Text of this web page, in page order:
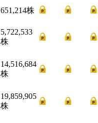
651,214株
5,722,533
株
14,516,684
株
19,859,905
株